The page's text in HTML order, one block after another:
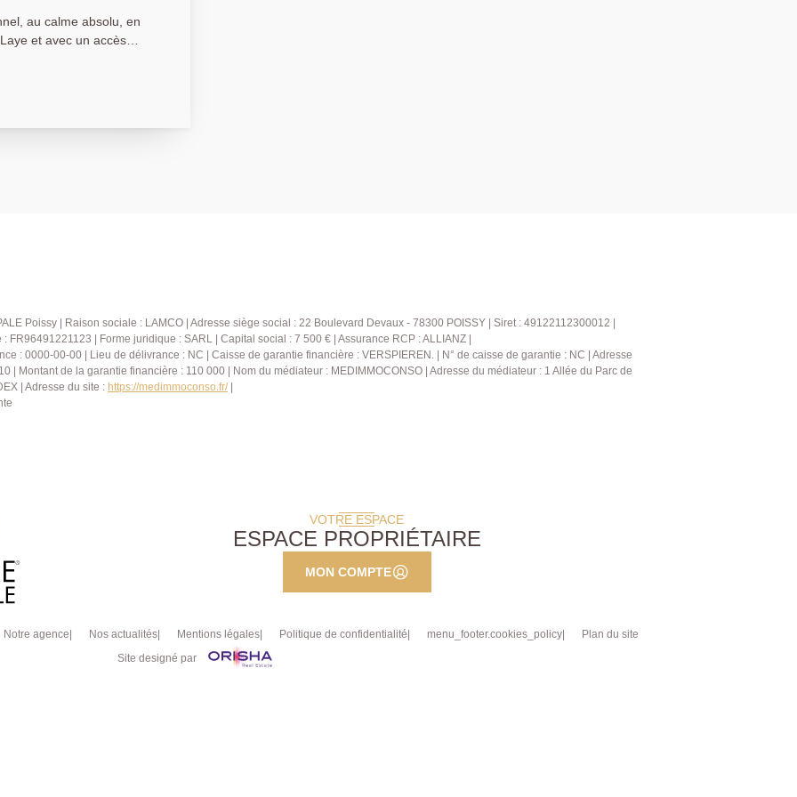
au calme absolu, en
et avec un accès
maison familiale
nature, de lumière et de
maison avec de multiples
chambre d'amis, espace
de douche avec toilette
parfaitement
aux portes de la
RAC
Poissy | Raison sociale : LAMCO | Adresse siège social : 22 Boulevard Devaux - 78300 POISSY | Siret : 49122112300012 |
FR96491221123 | Forme juridique : SARL | Capital social : 7 500 € | Assurance RCP : ALLIANZ |
: 0000-00-00 | Lieu de délivrance : NC | Caisse de garantie financière : VERSPIEREN. | N° de caisse de garantie : NC | Adresse
| Montant de la garantie financière : 110 000 | Nom du médiateur : MEDIMMOCONSO | Adresse du médiateur : 1 Allée du Parc de
| Adresse du site : https://medimmoconso.fr/|
VOTRE ESPACE
ESPACE PROPRIÉTAIRE
MON COMPTE
Notre agence Nos actualités Mentions légales Politique de confidentialité menu_footer.cookies_policy
Plan du site
Site designé par